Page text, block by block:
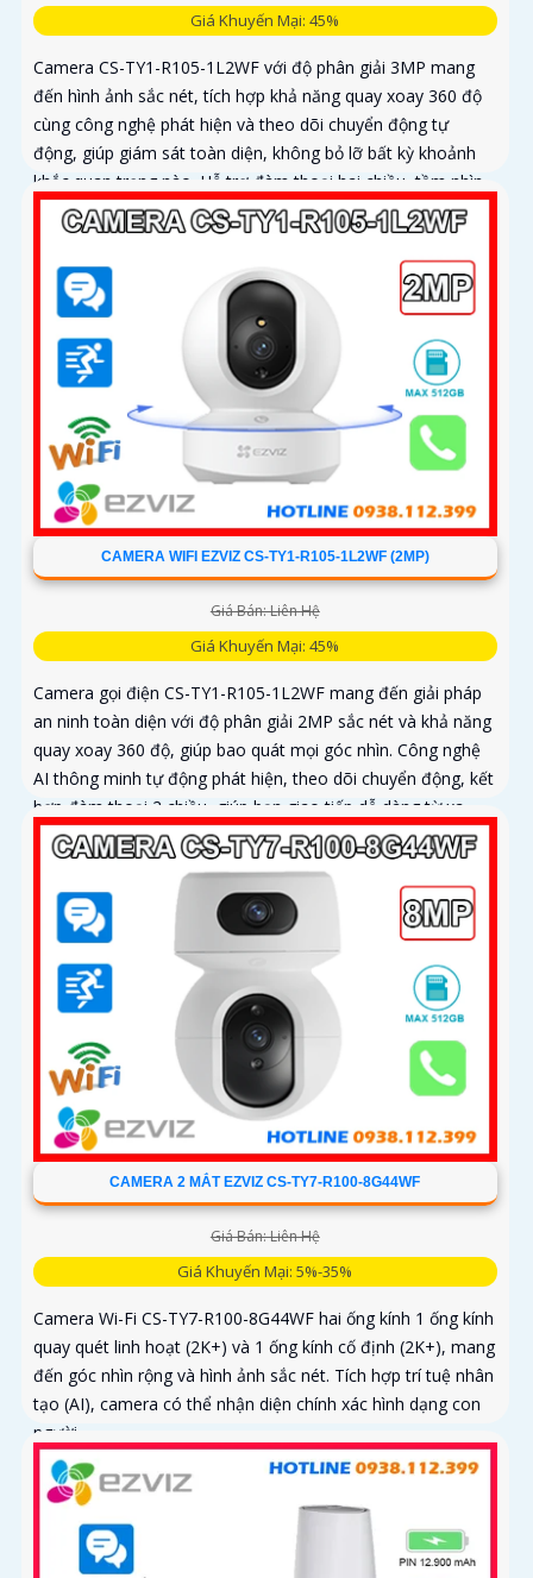
Giá Khuyến Mại: 45%
Camera CS-TY1-R105-1L2WF với độ phân giải 3MP mang
đến hình ảnh sắc nét, tích hợp khả năng quay xoay 360 độ
cùng công nghệ phát hiện và theo dõi chuyển động tự
động, giúp giám sát toàn diện, không bỏ lỡ bất kỳ khoảnh
khắc quan trọng nào. Hỗ trợ đàm thoại hai chiều, tầm nhìn
hồng ngoại lên đến 10m và khe cắm thẻ nhớ dung lượng
512GB, đây chính là camera tối ưu với mức giá vô cùng hấp
dẫn
CAMERA WIFI EZVIZ CS-TY1-R105-1L2WF (2MP)
Giá Bán: Liên Hệ
Giá Khuyến Mại: 45%
Camera gọi điện CS-TY1-R105-1L2WF mang đến giải pháp
an ninh toàn diện với độ phân giải 2MP sắc nét và khả năng
quay xoay 360 độ, giúp bao quát mọi góc nhìn. Công nghệ
AI thông minh tự động phát hiện, theo dõi chuyển động, kết
hợp đàm thoại 2 chiều, giúp bạn giao tiếp dễ dàng từ xa
CAMERA 2 MẮT EZVIZ CS-TY7-R100-8G44WF
Giá Bán: Liên Hệ
Giá Khuyến Mại: 5%-35%
Camera Wi-Fi CS-TY7-R100-8G44WF hai ống kính 1 ống kính
quay quét linh hoạt (2K+) và 1 ống kính cố định (2K+), mang
đến góc nhìn rộng và hình ảnh sắc nét. Tích hợp trí tuệ nhân
tạo (AI), camera có thể nhận diện chính xác hình dạng con
người